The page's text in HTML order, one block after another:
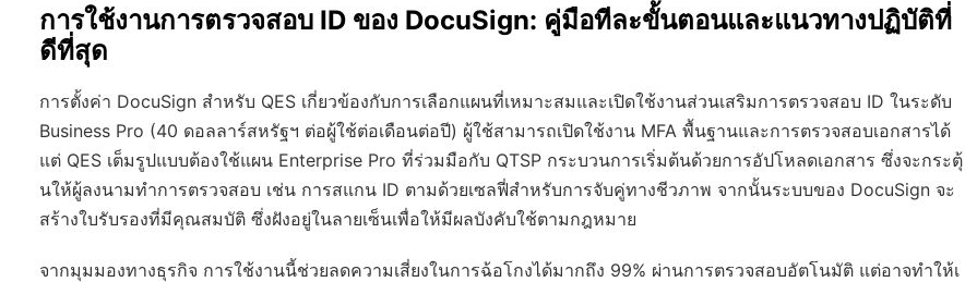
การใช้งานการตรวจสอบ ID ของ DocuSign: คู่มือทีละขั้นตอนและแนวทางปฏิบัติที่
ดีที่สุด
การตั้งค่า DocuSign สำหรับ QES เกี่ยวข้องกับการเลือกแผนที่เหมาะสมและเปิดใช้งานส่วนเสริมการตรวจสอบ ID ในระดับ
Business Pro (40 ดอลลาร์สหรัฐฯ ต่อผู้ใช้ต่อเดือนต่อปี) ผู้ใช้สามารถเปิดใช้งาน MFA พื้นฐานและการตรวจสอบเอกสารได้
แต่ QES เต็มรูปแบบต้องใช้แผน Enterprise Pro ที่ร่วมมือกับ QTSP กระบวนการเริ่มต้นด้วยการอัปโหลดเอกสาร ซึ่งจะกระตุ้
นให้ผู้ลงนามทำการตรวจสอบ เช่น การสแกน ID ตามด้วยเซลฟี่สำหรับการจับคู่ทางชีวภาพ จากนั้นระบบของ DocuSign จะ
สร้างใบรับรองที่มีคุณสมบัติ ซึ่งฝังอยู่ในลายเซ็นเพื่อให้มีผลบังคับใช้ตามกฎหมาย
จากมุมมองทางธุรกิจ การใช้งานนี้ช่วยลดความเสี่ยงในการฉ้อโกงได้มากถึง 99% ผ่านการตรวจสอบอัตโนมัติ แต่อาจทำให้เ